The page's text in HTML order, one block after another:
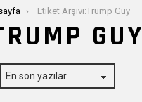
Etiket Arşivi:Trump Guy
GUY